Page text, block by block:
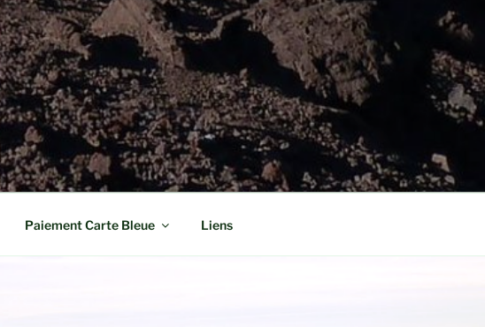
Paiement Carte Bleue Liens